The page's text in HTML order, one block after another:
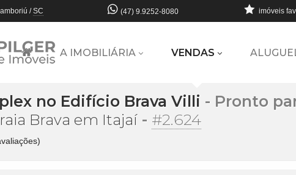
/SC (47) 9.9252-8080 imóveis
A IMOBILIÁRIA VENDAS
no Edifício Brava Villi - Pronto
Brava em Itajaí - #2.624